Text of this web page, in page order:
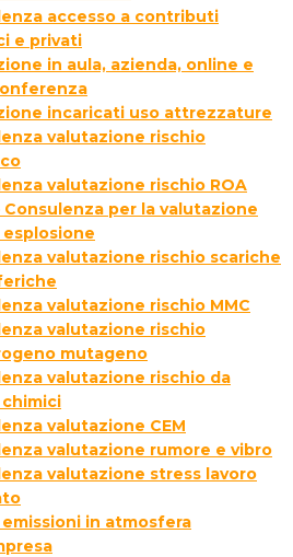
accesso a contributi
e privati
in aula, azienda, online e
incaricati uso attrezzature
valutazione rischio
valutazione rischio ROA
Consulenza per la valutazione
valutazione rischio scariche
valutazione rischio MMC
valutazione rischio
mutageno
valutazione rischio da
valutazione CEM
valutazione rumore e vibro
valutazione stress lavoro
in atmosfera